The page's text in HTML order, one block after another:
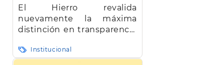
El Hierro revalida
nuevamente la máxima
distinción en transparencia
Institucional